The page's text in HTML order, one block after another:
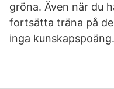
gröna. Även när du
fortsätta träna på
inga kunskapspoäng.